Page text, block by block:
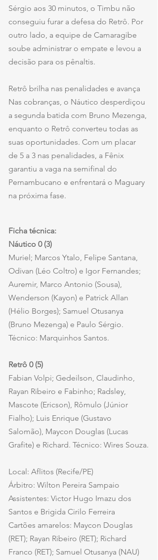
Sérgio aos 30 minutos, o Timbu não
conseguiu furar a defesa do Retrô. Por
outro lado, a equipe de Camaragibe
soube administrar o empate e levou a
decisão para os pênaltis.
Retrô brilha nas penalidades e avança
Nas cobranças, o Náutico desperdiçou
a segunda batida com Bruno Mezenga,
enquanto o Retrô converteu todas as
suas oportunidades. Com um placar
de 5 a 3 nas penalidades, a Fênix
garantiu a vaga na semifinal do
Pernambucano e enfrentará o Maguary
na próxima fase.
Ficha técnica:
Náutico 0 (3)
Muriel; Marcos Ytalo, Felipe Santana,
Odivan (Léo Coltro) e Igor Fernandes;
Auremir, Marco Antonio (Sousa),
Wenderson (Kayon) e Patrick Allan
(Hélio Borges); Samuel Otusanya
(Bruno Mezenga) e Paulo Sérgio.
Técnico: Marquinhos Santos.
Retrô 0 (5)
Fabian Volpi; Gedeilson, Claudinho,
Rayan Ribeiro e Fabinho; Radsley,
Mascote (Ericson), Rômulo (Júnior
Fialho); Luis Enrique (Gustavo
Salomão), Maycon Douglas (Lucas
Grafite) e Richard. Técnico: Wires Souza.
Local: Aflitos (Recife/PE)
Árbitro: Wilton Pereira Sampaio
Assistentes: Victor Hugo Imazu dos
Santos e Brigida Cirilo Ferreira
Cartões amarelos: Maycon Douglas
(RET); Rayan Ribeiro (RET); Richard
Franco (RET); Samuel Otusanya (NAU)